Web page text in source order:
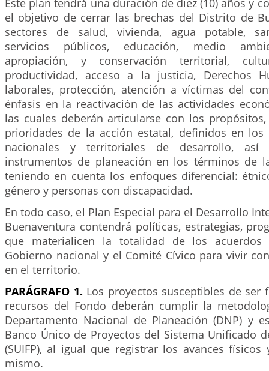
Este plan tendrá una duración de diez (10) años y
el objetivo de cerrar las brechas del Distrito de
sectores de salud, vivienda, agua potable,
servicios públicos, educación, medio
apropiación, y conservación territorial,
productividad, acceso a la justicia, Derechos
laborales, protección, atención a víctimas del
énfasis en la reactivación de las actividades
las cuales deberán articularse con los
prioridades de la acción estatal, definidos en los
nacionales y territoriales de desarrollo,
instrumentos de planeación en los términos de
teniendo en cuenta los enfoques diferencial:
género y personas con discapacidad.
En todo caso, el Plan Especial para el Desarrollo
Buenaventura contendrá políticas, estrategias,
que materialicen la totalidad de los acuerdos
Gobierno nacional y el Comité Cívico para vivir
en el territorio.
PARÁGRAFO 1. Los proyectos susceptibles de ser
recursos del Fondo deberán cumplir la
Departamento Nacional de Planeación (DNP) y
Banco Único de Proyectos del Sistema Unificado
(SUIFP), al igual que registrar los avances
mismo.